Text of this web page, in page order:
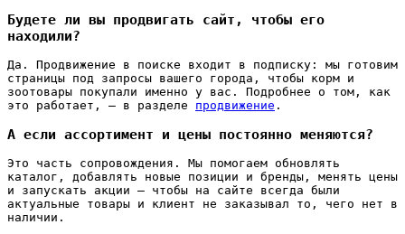
Будете ли вы продвигать сайт, чтобы его
находили?
Да. Продвижение в поиске входит в подписку: мы готовим
страницы под запросы вашего города, чтобы корм и
зоотовары покупали именно у вас. Подробнее о том, как
это работает, — в разделе продвижение .
А если ассортимент и цены постоянно меняются?
Это часть сопровождения. Мы помогаем обновлять
каталог, добавлять новые позиции и бренды, менять цены
и запускать акции — чтобы на сайте всегда были
актуальные товары и клиент не заказывал то, чего нет в
наличии.